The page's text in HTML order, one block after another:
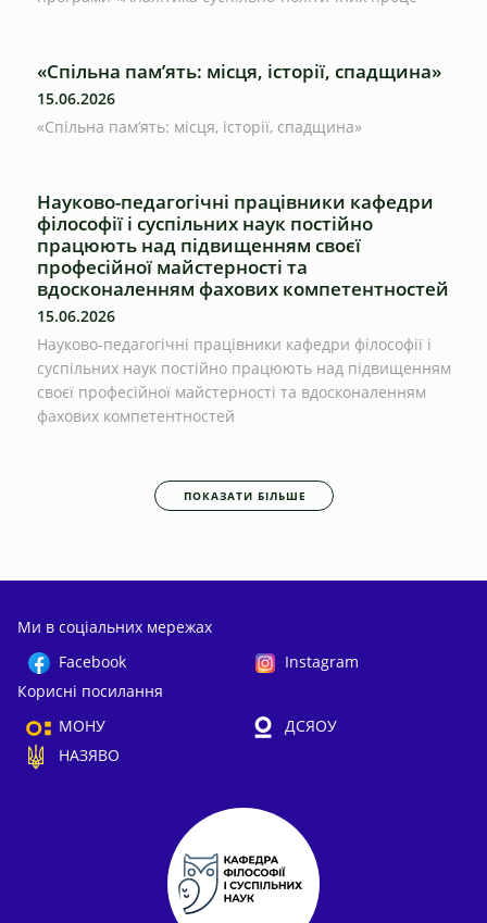
«Спільна пам’ять: місця, історії, спадщина»
15.06.2026
«Спільна пам’ять: місця, історії, спадщина»
Науково-педагогічні працівники кафедри
філософії і суспільних наук постійно
працюють над підвищенням своєї
професійної майстерності та
вдосконаленням фахових компетентностей
15.06.2026
Науково-педагогічні працівники кафедри філософії і
суспільних наук постійно працюють над підвищенням
своєї професійної майстерності та вдосконаленням
фахових компетентностей
ПОКАЗАТИ БІЛЬШЕ
Ми в соціальних мережах
Facebook
Instagram
Корисні посилання
МОНУ
ДСЯОУ
НАЗЯВО